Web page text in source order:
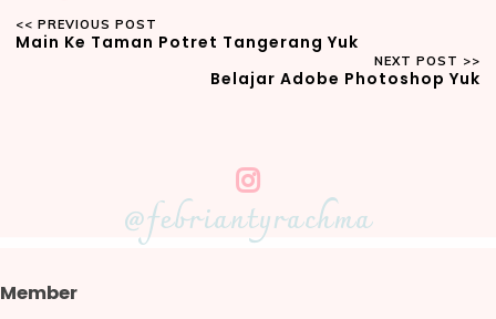
Main Ke Taman Potret Tangerang Yuk
Belajar Adobe Photoshop Yuk
@febriantyrachma
Member